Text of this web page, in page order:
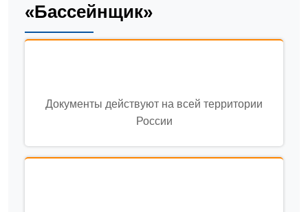
«Бассейнщик»
Документы действуют на всей территории
России